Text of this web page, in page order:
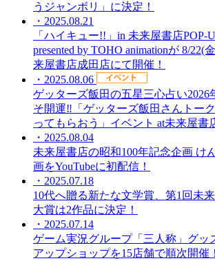
うジャンボリ」に決定！
・2025.08.21
「ハイキュー!!」in 未来屋書店POP-
presented by TOHO animationが 8/22(
来屋書店成田店にて開催！
・2025.08.06
ゲッターズ飯田の五星三心占い2026
そ開運‼「ゲッターズ飯田さんトー
ってもらおう」イベント at未来屋書
・2025.08.04
未来屋書店の昭和100年記念企画 け
画をYouTubeに初配信！
・2025.07.18
10代へ贈る新たな文学賞、第1回未
大賞は2作品に決定！
・2025.07.14
ゲーム実況グループ「三人称」グッ
アップショップを15店舗で順次開催！